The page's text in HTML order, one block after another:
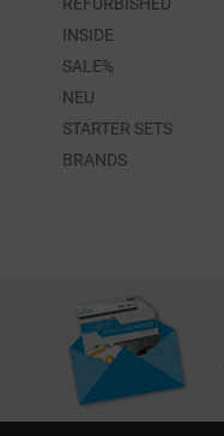
INSIDE
SALE%
NEU
STARTER SETS
BRANDS